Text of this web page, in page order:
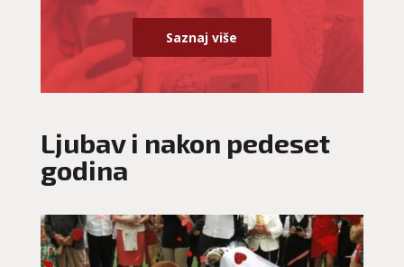
Saznaj više
Ljubav i nakon pedeset
godina